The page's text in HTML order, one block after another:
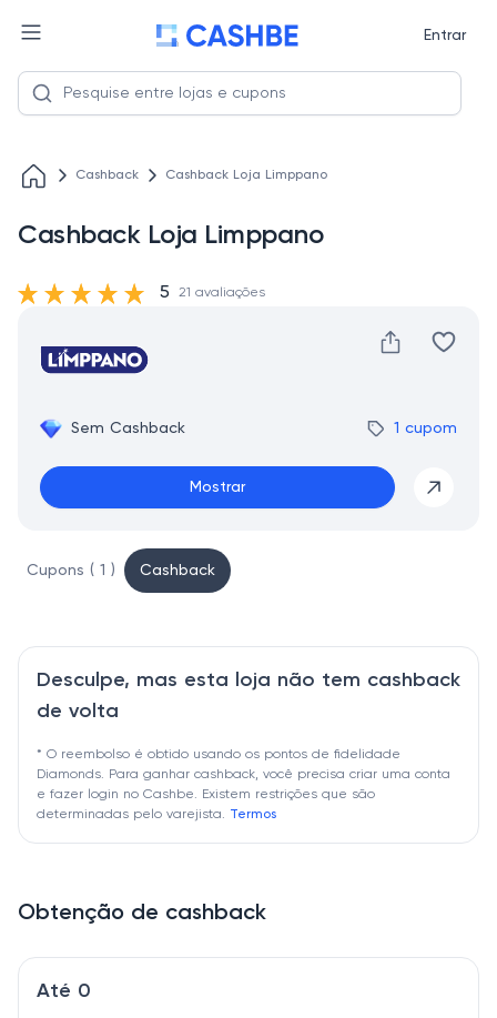
Entrar
Cashback Cashback Loja Limppano
Cashback Loja Limppano
Sem Cashback 1 cupom
Mostrar
5 21 avaliações
Cupons ( 1 ) Cashback
Desculpe, mas esta loja não tem cashback
de volta
* O reembolso é obtido usando os pontos de fidelidade
Diamonds. Para ganhar cashback, você precisa criar uma conta
e fazer login no Cashbe. Existem restrições que são
determinadas pelo varejista. Termos
Obtenção de cashback
Até 0